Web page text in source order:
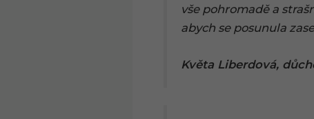
vše pohromadě a
abych se posunula
Květa Liberdová,